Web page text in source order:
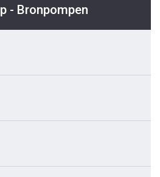
- Bronpompen